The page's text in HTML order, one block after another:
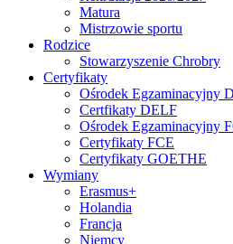
Matura
Mistrzowie sportu
Rodzice
Stowarzyszenie Chrobry
Certyfikaty
Ośrodek Egzaminacyjny
Certfikaty DELF
Ośrodek Egzaminacyjny
Certyfikaty FCE
Certyfikaty GOETHE
Wymiany
Erasmus+
Holandia
Francja
Niemcy